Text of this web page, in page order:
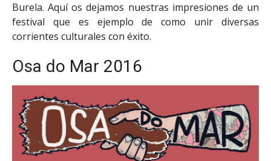
Burela. Aquí os dejamos nuestras impresiones de un
festival que es ejemplo de como unir diversas
corrientes culturales con éxito.
Osa do Mar 2016